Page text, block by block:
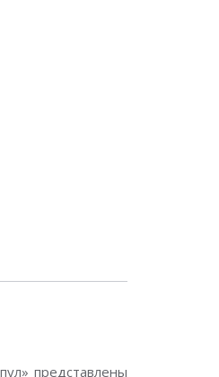
представлены